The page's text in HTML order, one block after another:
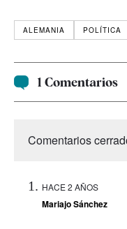
ALEMANIA POLÍTICA
1 Comentarios
Comentarios
HACE 2 AÑOS
Mariajo Sánchez